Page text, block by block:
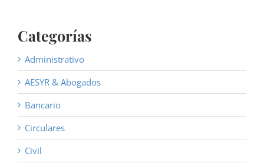
Categorías
Administrativo
AESYR & Abogados
Bancario
Circulares
Civil